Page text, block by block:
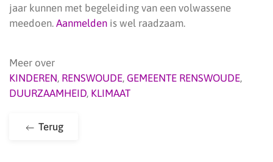
jaar kunnen met begeleiding van een volwassene
meedoen. Aanmelden is wel raadzaam.
Meer over
KINDEREN, RENSWOUDE, GEMEENTE RENSWOUDE,
DUURZAAMHEID, KLIMAAT
Terug